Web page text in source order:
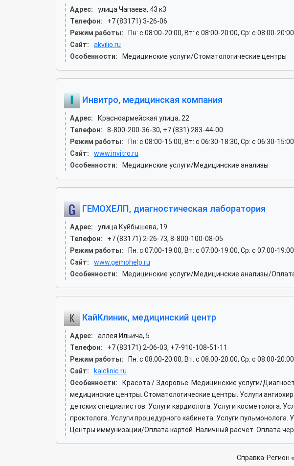
Адрес:
улица Чапаева, 43 к3
Телефон:
+7 (83171) 3-26-06
Режим работы:
Пн: c 08:00-20:00, Вт: c 08:00-20:00, Ср: c 08:00-
Сайт:
akvilio.ru
Особенности:
Медицинские услуги/Стоматологические центры
Инвитро, медицинская компания
Адрес:
Красноармейская улица, 22
Телефон:
8-800-200-36-30, +7 (831) 283-44-00
Режим работы:
Пн: c 08:00-15:00, Вт: c 06:30-18:30, Ср: c 06:30-
Сайт:
www.invitro.ru
Особенности:
Медицинские услуги/Медицинские анализы
ГЕМОХЕЛП, диагностическая лаборатория
Адрес:
улица Куйбышева, 19
Телефон:
+7 (83171) 2-26-73, 8-800-100-08-05
Режим работы:
Пн: c 07:00-19:00, Вт: c 07:00-19:00, Ср: c 07:00-
Сайт:
www.gemohelp.ru
Особенности:
Медицинские услуги/Медицинские анализы/
КайКлиник, медицинский центр
Адрес:
аллея Ильича, 5
Телефон:
+7 (83171) 2-06-03, +7-910-108-51-11
Режим работы:
Пн: c 08:00-20:00, Вт: c 08:00-20:00, Ср: c 08:00-
Сайт:
kaiclinic.ru
Особенности:
Красота / Здоровье. Медицинские услуги/
медицинские центры. Стоматологические центры. Услуги
детских специалистов. Услуги кардиолога. Услуги косметолога.
проктолога. Услуги процедурного кабинета. Услуги пульмонолога.
Центры иммунизации/Оплата картой. Наличный расчёт. Оплата
Справка-Регион